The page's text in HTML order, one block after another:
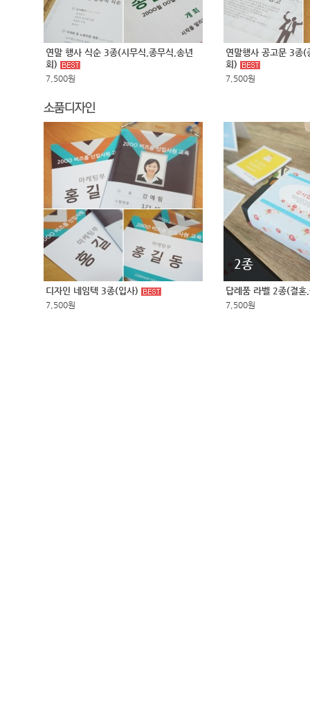
연말 행사 식순 3종(시무식,종무식,송년
회)
7,500원
연말행사 공고문 3종(
회)
7,500원
디자인 네임텍 3종(입사)
7,500원
2종
답례품 라벨 2종(결
7,500원